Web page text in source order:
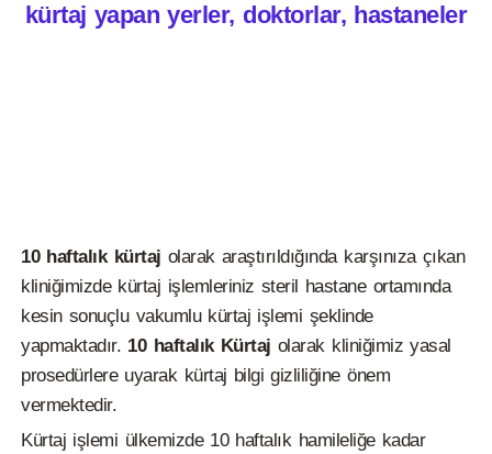
kürtaj yapan yerler, doktorlar, hastaneler
10 haftalık kürtaj olarak araştırıldığında karşınıza çıkan
kliniğimizde kürtaj işlemleriniz steril hastane ortamında
kesin sonuçlu vakumlu kürtaj işlemi şeklinde
yapmaktadır. 10 haftalıkKürtaj olarak kliniğimiz yasal
prosedürlere uyarak kürtaj bilgi gizliliğine önem
vermektedir.
Kürtaj işlemi ülkemizde 10 haftalık hamileliğe kadar